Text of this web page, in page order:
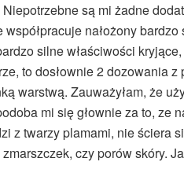
są mi żadne
współpracuje nałożony
silne właściwości
to dosłownie 2 dozowania
warstwą. Zauważyłam, że
mi się głownie za to, ze
z twarzy plamami, nie ściera
czy porów skóry.